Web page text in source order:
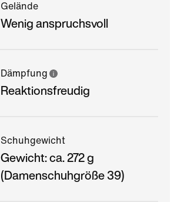
Gelände
Wenig anspruchsvoll
Dämpfung
Reaktionsfreudig
Schuhgewicht
Gewicht: ca. 272 g
(Damenschuhgröße 39)